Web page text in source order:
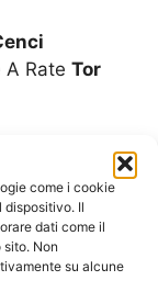
come i cookie
dispositivo. Il
dati come il
Non
su alcune
A Rate Tor
Il Comune